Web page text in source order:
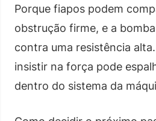
Porque fiapos podem
obstrução firme, e a
contra uma resistência
insistir na força pode
dentro do sistema da